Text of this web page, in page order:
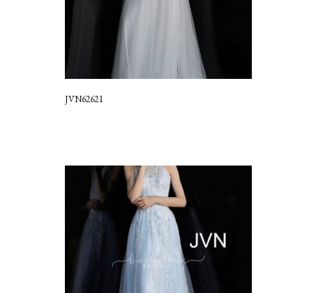
JVN62621